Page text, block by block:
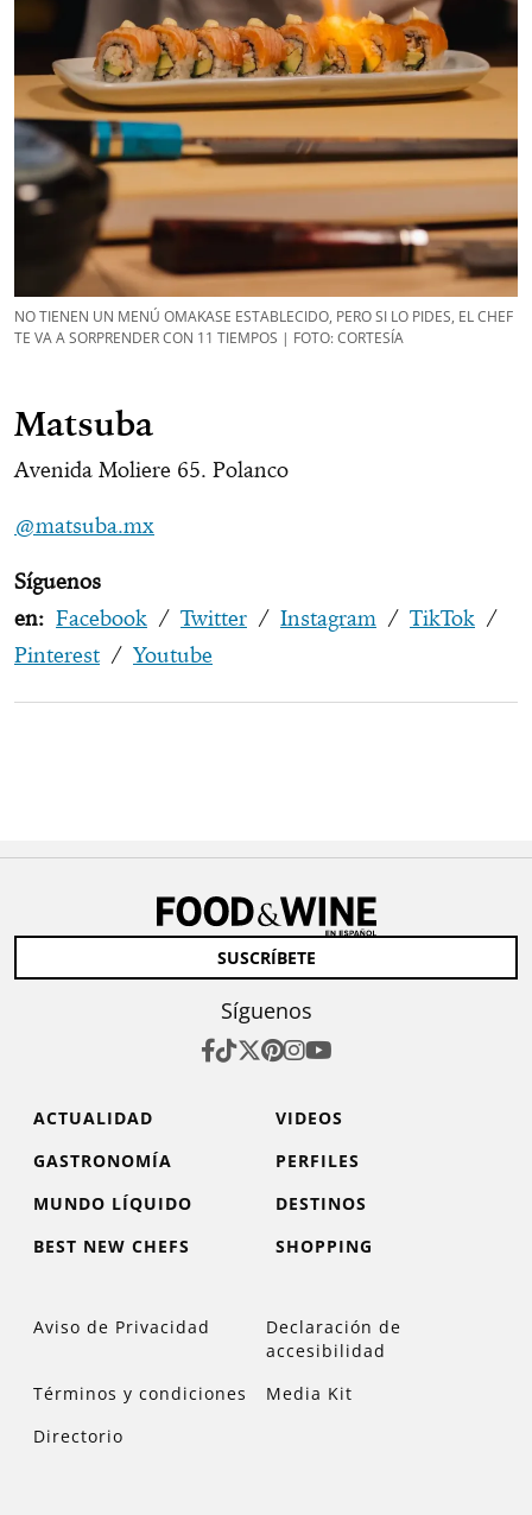
NO TIENEN UN MENÚ OMAKASE ESTABLECIDO, PERO SI LO PIDES, EL CHEF
TE VA A SORPRENDER CON 11 TIEMPOS | FOTO: CORTESÍA
Matsuba
Avenida Moliere 65. Polanco
@matsuba.mx
Síguenos
en: Facebook / Twitter / Instagram / TikTok /
Pinterest / Youtube
SUSCRÍBETE
Síguenos
ACTUALIDAD
VIDEOS
GASTRONOMÍA
PERFILES
MUNDO LÍQUIDO
DESTINOS
BEST NEW CHEFS
SHOPPING
Aviso de Privacidad
Declaración de
accesibilidad
Términos y condiciones
Media Kit
Directorio